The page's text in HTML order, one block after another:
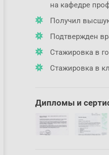
на кафедре
Получил
Подтвержден
Стажировка в
Стажировка в
Дипломы и